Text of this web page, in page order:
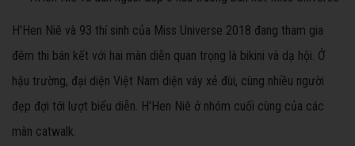
H'Hen Niê và 93 thí sinh của Miss Universe 2018 đang tham gia
đêm thi bán kết với hai màn diễn quan trọng là bikini và dạ hội. Ở
hậu trường, đại diện Việt Nam diện váy xẻ đùi, cùng nhiều người
đẹp đợi tới lượt biểu diễn. H'Hen Niê ở nhóm cuối cùng của các
màn catwalk.